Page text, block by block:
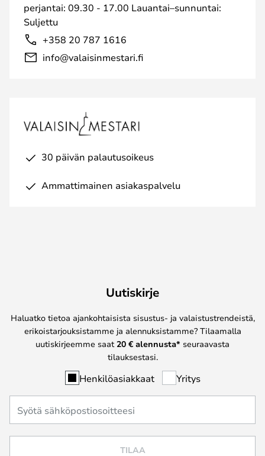
perjantai: 09.30 - 17.00 Lauantai–sunnuntai:
Suljettu
+358 20 787 1616
info@valaisinmestari.fi
30 päivän palautusoikeus
Ammattimainen asiakaspalvelu
Uutiskirje
Haluatko tietoa ajankohtaisista sisustus- ja valaistustrendeistä,
erikoistarjouksistamme ja alennuksistamme? Tilaamalla
uutiskirjeemme saat 20 € alennusta* seuraavasta
tilauksestasi.
Henkilöasiakkaat Yritys
TILAA